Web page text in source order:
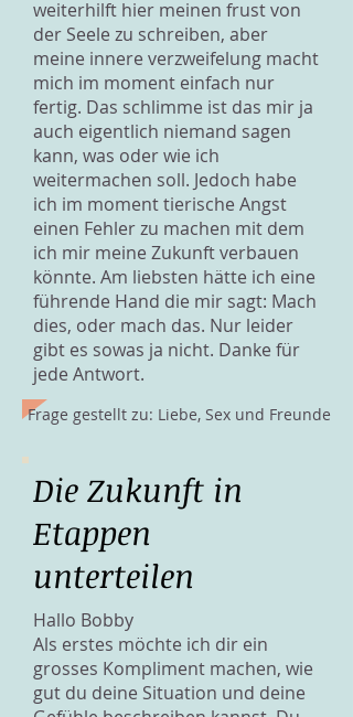
weiterhilft hier meinen frust von
der Seele zu schreiben, aber
meine innere verzweifelung macht
mich im moment einfach nur
fertig. Das schlimme ist das mir ja
auch eigentlich niemand sagen
kann, was oder wie ich
weitermachen soll. Jedoch habe
ich im moment tierische Angst
einen Fehler zu machen mit dem
ich mir meine Zukunft verbauen
könnte. Am liebsten hätte ich eine
führende Hand die mir sagt: Mach
dies, oder mach das. Nur leider
gibt es sowas ja nicht. Danke für
jede Antwort.
Frage gestellt zu: Liebe, Sex und Freunde
Die Zukunft in
Etappen
unterteilen
Hallo Bobby
Als erstes möchte ich dir ein
grosses Kompliment machen, wie
gut du deine Situation und deine